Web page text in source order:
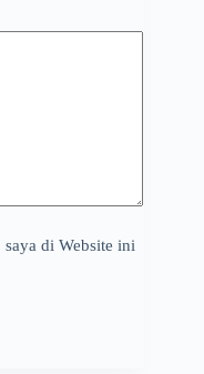
saya di Website ini